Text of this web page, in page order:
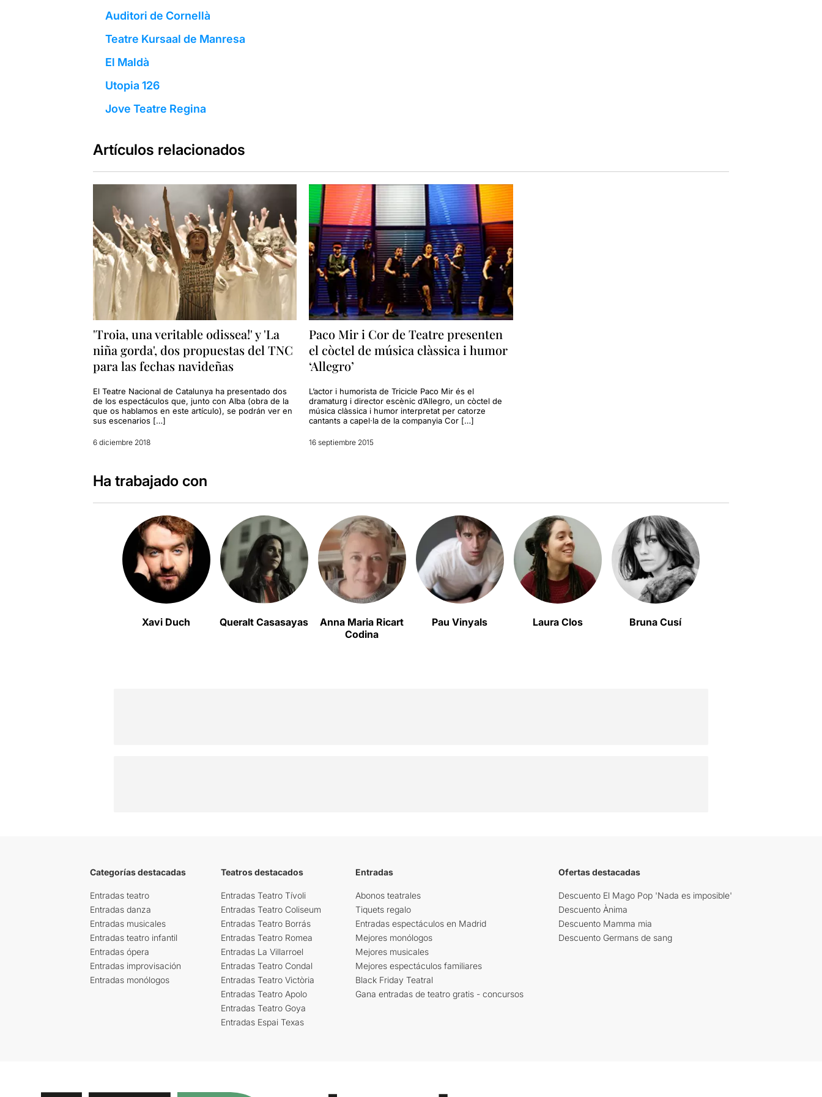
Auditori de Cornellà
Teatre Kursaal de Manresa
El Maldà
Utopia 126
Jove Teatre Regina
Artículos relacionados
'Troia, una veritable odissea!' y 'La
niña gorda', dos propuestas del TNC
para las fechas navideñas
El Teatre Nacional de Catalunya ha presentado dos
de los espectáculos que, junto con Alba (obra de la
que os hablamos en este artículo), se podrán ver en
sus escenarios […]
6 diciembre 2018
Paco Mir i Cor de Teatre presenten
el còctel de música clàssica i humor
‘Allegro’
L’actor i humorista de Tricicle Paco Mir és el
dramaturg i director escènic d’Allegro, un còctel de
música clàssica i humor interpretat per catorze
cantants a capel·la de la companyia Cor […]
16 septiembre 2015
Ha trabajado con
Xavi Duch Queralt Casasayas
Anna Maria Ricart
Codina
Pau Vinyals Laura Clos Bruna Cusí
Categorías destacadas
Entradas teatro
Entradas danza
Entradas musicales
Entradas teatro infantil
Entradas ópera
Entradas improvisación
Entradas monólogos
Teatros destacados
Entradas Teatro Tívoli
Entradas Teatro Coliseum
Entradas Teatro Borrás
Entradas Teatro Romea
Entradas La Villarroel
Entradas Teatro Condal
Entradas Teatro Victòria
Entradas Teatro Apolo
Entradas Teatro Goya
Entradas Espai Texas
Entradas
Abonos teatrales
Tiquets regalo
Entradas espectáculos en Madrid
Mejores monólogos
Mejores musicales
Mejores espectáculos familiares
Black Friday Teatral
Gana entradas de teatro gratis - concursos
Ofertas destacadas
Descuento El Mago Pop 'Nada es imposible'
Descuento Ànima
Descuento Mamma mia
Descuento Germans de sang